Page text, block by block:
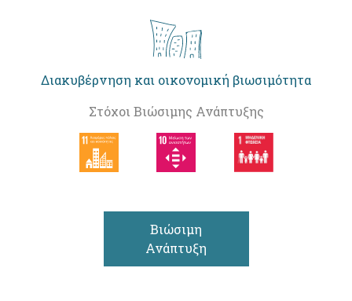
Διακυβέρνηση και οικονομική βιωσιμότητα
Στόχοι Βιώσιμης Ανάπτυξης
Βιώσιμη
Ανάπτυξη